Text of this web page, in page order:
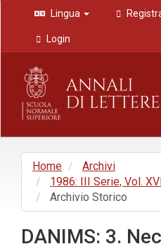
Navigazione
principale
Contenuto
principale
Barra
laterale
Lingua
Login
Home
Archivi
1986: III Serie, Vol.
Archivio Storico
DANIMS: 3.